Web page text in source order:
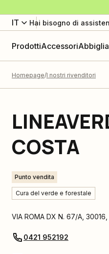
IT Hai bisogno di
ProdottiAccessori
Homepage I nostri rivenditori
COSTA
Punto vendita
Cura del verde e forestale
VIA ROMA DX N. 67/A 30016
0421 952192